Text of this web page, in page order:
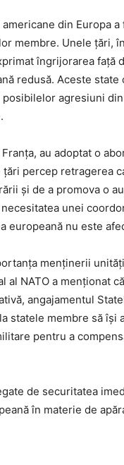
din Europa a
membre. Unele țări,
îngrijorarea față
redusă. Aceste state
agresiuni
au adoptat o
percep retragerea
și de a promova o
unei
europeană nu este
menținerii
NATO a menționat
angajamentul
statele membre să își
pentru a
de securitatea
în materie de